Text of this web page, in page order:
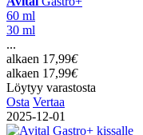
60 ml
30 ml
...
alkaen 17,99€
alkaen 17,99€
Löytyy varastosta
Osta Vertaa
2025-12-01